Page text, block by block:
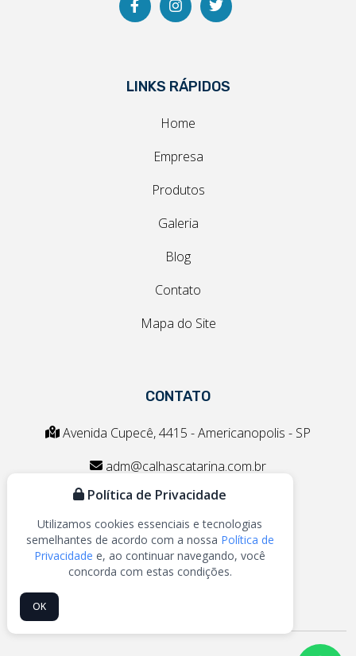
LINKS RÁPIDOS
Home
Empresa
Produtos
Galeria
Blog
Contato
Mapa do Site
CONTATO
Avenida Cupecê, 4415 - Americanopolis - SP
adm@calhascatarina.com.br
vendas@calhascatarina.com.br
(11) 5679-9992
(11) 98956-5209
Política de Privacidade
Utilizamos cookies essenciais e tecnologias
semelhantes de acordo com a nossa Política de
Privacidade e, ao continuar navegando, você
concorda com estas condições.
OK